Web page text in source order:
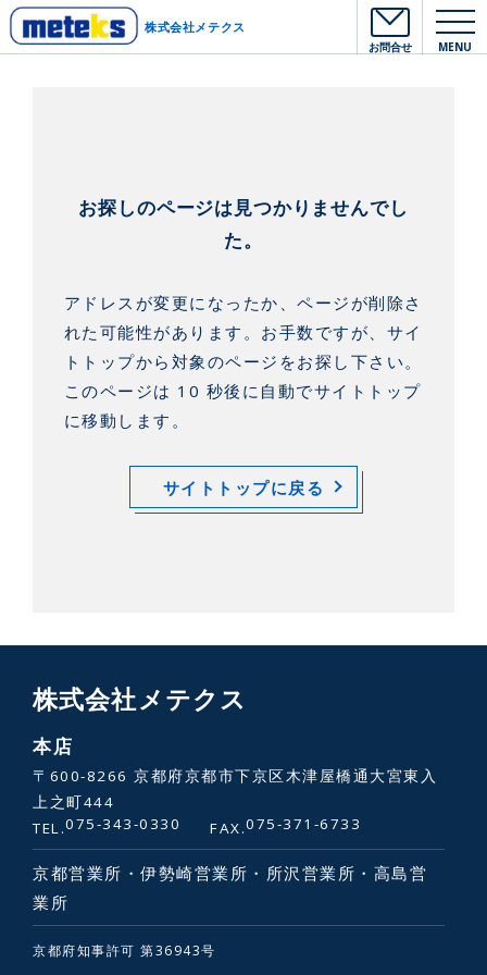
株式会社メテクス
お問合せ MENU
お探しのページは見つかりませんでし
た。
アドレスが変更になったか、ページが削除さ
れた可能性があります。 お手数ですが、サイ
トトップから対象のページをお探し下さい。
このページは 10 秒後に自動でサイトトップ
に移動します。
サイトトップに戻る
株式会社メテクス
本店
〒600-8266 京都府京都市下京区木津屋橋通大宮東入
上之町444
TEL.075-343-0330 FAX.075-371-6733
京都営業所・伊勢崎営業所・所沢営業所・高島営
業所
京都府知事許可 第36943号